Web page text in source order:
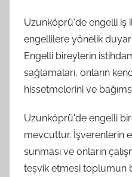
Uzunköprü'de engelli iş
engellilere yönelik
Engelli bireylerin
sağlamaları, onların
hissetmelerini ve
Uzunköprü'de engelli
mevcuttur. İşverenlerin
sunması ve onların
teşvik etmesi toplumun